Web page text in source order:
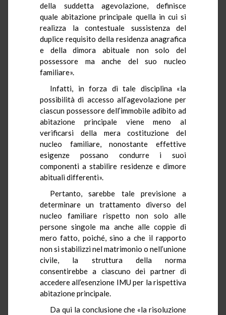
della suddetta agevolazione, definisce
quale abitazione principale quella in cui si
realizza la contestuale sussistenza del
duplice requisito della residenza anagrafica
e della dimora abituale non solo del
possessore ma anche del suo nucleo
familiare».
Infatti, in forza di tale disciplina «la
possibilità di accesso all’agevolazione per
ciascun possessore dell’immobile adibito ad
abitazione principale viene meno al
verificarsi della mera costituzione del
nucleo familiare, nonostante effettive
esigenze possano condurre i suoi
componenti a stabilire residenze e dimore
abituali differenti».
Pertanto, sarebbe tale previsione a
determinare un trattamento diverso del
nucleo familiare rispetto non solo alle
persone singole ma anche alle coppie di
mero fatto, poiché, sino a che il rapporto
non si stabilizzi nel matrimonio o nell’unione
civile, la struttura della norma
consentirebbe a ciascuno dei partner di
accedere all’esenzione IMU per la rispettiva
abitazione principale.
Da qui la conclusione che «la risoluzione